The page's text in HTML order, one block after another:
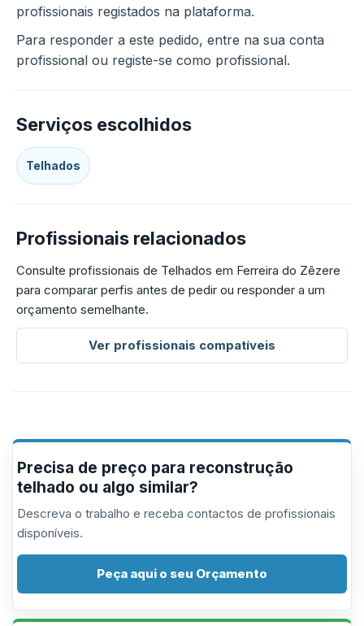
profissionais registados na plataforma.
Para responder a este pedido, entre na sua conta
profissional ou registe-se como profissional.
Serviços escolhidos
Telhados
Profissionais relacionados
Consulte profissionais de Telhados em Ferreira do Zêzere
para comparar perfis antes de pedir ou responder a um
orçamento semelhante.
Ver profissionais compatíveis
Precisa de preço para reconstrução
telhado ou algo similar?
Descreva o trabalho e receba contactos de profissionais
disponíveis.
Peça aqui o seu Orçamento